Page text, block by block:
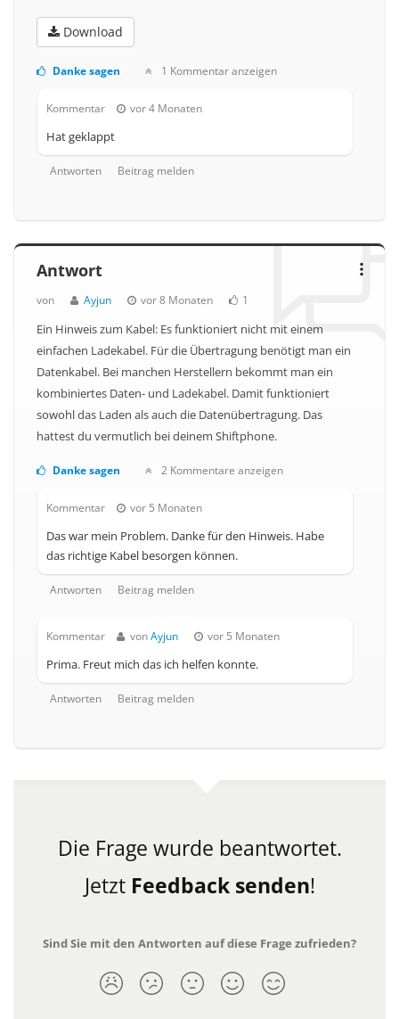
Download
Danke sagen 1 Kommentar anzeigen
Kommentar vor 4 Monaten
Hat geklappt
Antworten Beitrag melden
Antwort
von Ayjun vor 8 Monaten 1
Ein Hinweis zum Kabel: Es funktioniert nicht mit einem
einfachen Ladekabel. Für die Übertragung benötigt man ein
Datenkabel. Bei manchen Herstellern bekommt man ein
kombiniertes Daten- und Ladekabel. Damit funktioniert
sowohl das Laden als auch die Datenübertragung. Das
hattest du vermutlich bei deinem Shiftphone.
Danke sagen 2 Kommentare anzeigen
Kommentar vor 5 Monaten
Das war mein Problem. Danke für den Hinweis. Habe
das richtige Kabel besorgen können.
Antworten Beitrag melden
Kommentar vonAyjun vor 5 Monaten
Prima. Freut mich das ich helfen konnte.
Antworten Beitrag melden
Die Frage wurde beantwortet.
Jetzt Feedback senden!
Sind Sie mit den Antworten auf diese Frage zufrieden?